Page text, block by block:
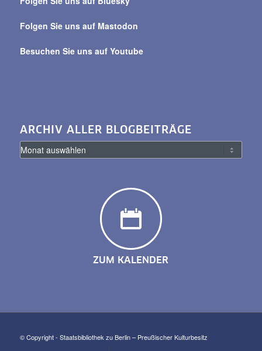
Folgen Sie uns auf Mastodon
Besuchen Sie uns auf Youtube
ARCHIV ALLER BLOGBEITRÄGE
ZUM KALENDER
© Copyright - Staatsbibliothek zu Berlin – Preußischer Kulturbesitz